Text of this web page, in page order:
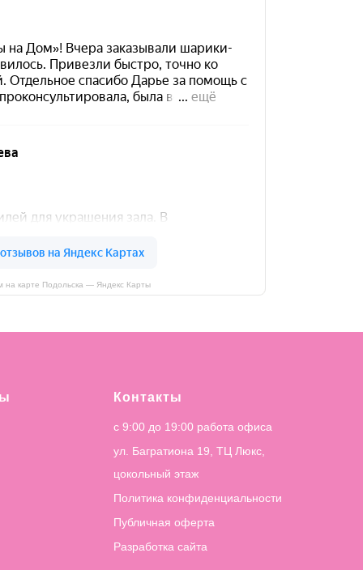
карте Подольска — Яндекс Карты
Контакты
с 9:00 до 19:00 работа офиса
ул. Багратиона 19, ТЦ Люкс,
цокольный этаж
Политика конфиденциальности
Публичная оферта
Разработка сайта